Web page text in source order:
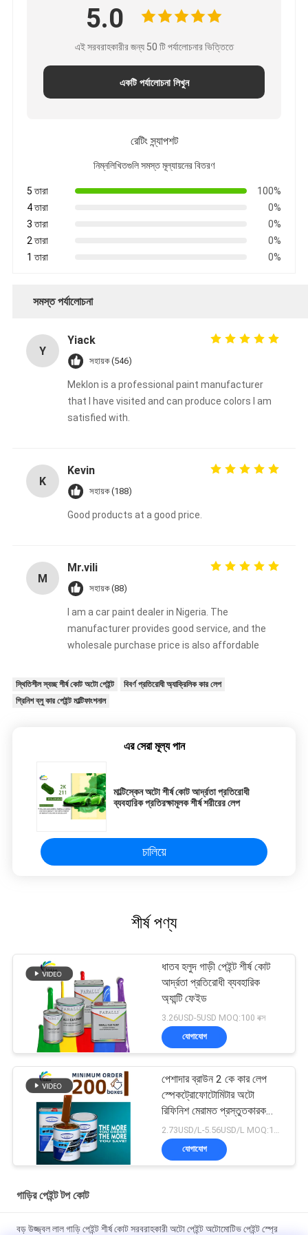
5.0
এই সরবরাহকারীর জন্য 50 টি পর্যালোচনার ভিত্তিতে
একটি পর্যালোচনা লিখুন
রেটিং স্ন্যাপশট
নিম্নলিখিতগুলি সমস্ত মূল্যায়নের বিতরণ
5 তারা
100%
4 তারা
0%
3 তারা
0%
2 তারা
0%
1 তারা
0%
সমস্ত পর্যালোচনা
Y
Yiack
সহায়ক (546)
Meklon is a professional paint manufacturer
that I have visited and can produce colors I am
satisfied with.
K
Kevin
সহায়ক (188)
Good products at a good price.
M
Mr.vili
সহায়ক (88)
I am a car paint dealer in Nigeria. The
manufacturer provides good service, and the
wholesale purchase price is also affordable
স্থিতিশীল স্বচ্ছ শীর্ষ কোট অটো পেইন্ট
বিবর্ণ প্রতিরোধী অ্যাক্রিলিক কার লেপ
গ্রিনিশ ব্লু কার পেইন্ট মাল্টিফাংশনাল
এর সেরা মূল্য পান
মাল্টিস্কেন অটো শীর্ষ কোট আর্দ্রতা প্রতিরোধী
ব্যবহারিক প্রতিরক্ষামূলক শীর্ষ শরীরের লেপ
চালিয়ে
শীর্ষ পণ্য
ধাতব হলুদ গাড়ী পেইন্ট শীর্ষ কোট
আর্দ্রতা প্রতিরোধী ব্যবহারিক
অ্যান্টি ফেইড
3.26USD-5USD MOQ:100 বক্স
যোগাযোগ
পেশাদার ব্রাউন 2 কে কার লেপ
স্পেকট্রোফোটোমিটার অটো
রিফিনিশ মেরামত প্রস্তুতকারক
অটোমোবাইল গাড়ি পেইন্টিং
যোগাযোগ
গাড়ির পেইন্ট টপ কোট
বড় উজ্জ্বল লাল গাড়ি পেইন্ট শীর্ষ কোট সরবরাহকারী অটো পেইন্ট অটোমোটিভ পেইন্ট স্প্রে